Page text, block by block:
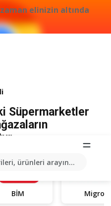
elinizin altında
ürünleri arayın...
Süpermarketler
BİM Migros